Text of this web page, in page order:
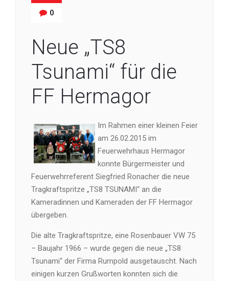
0
Neue „TS8
Tsunami“ für die
FF Hermagor
Im Rahmen einer kleinen Feier
am 26.02.2015 im
Feuerwehrhaus Hermagor
konnte Bürgermeister und
Feuerwehrreferent Siegfried Ronacher die neue
Tragkraftspritze „TS8 TSUNAMI“ an die
Kameradinnen und Kameraden der FF Hermagor
übergeben.
Die alte Tragkraftspritze, eine Rosenbauer VW 75
– Baujahr 1966 – wurde gegen die neue „TS8
Tsunami“ der Firma Rumpold ausgetauscht. Nach
einigen kurzen Grußworten konnten sich die